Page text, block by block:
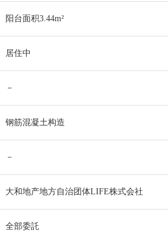
阳台面积3.44m²
居住中
－
钢筋混凝土构造
－
大和地产地方自治团体LIFE株式会社
全部委託